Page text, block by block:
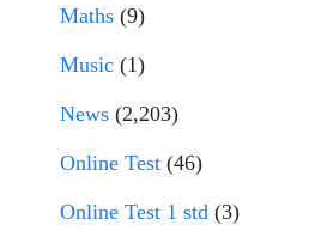
Maths (9)
Music (1)
News (2,203)
Online Test (46)
Online Test 1 std (3)